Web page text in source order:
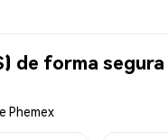
de forma segura
Phemex